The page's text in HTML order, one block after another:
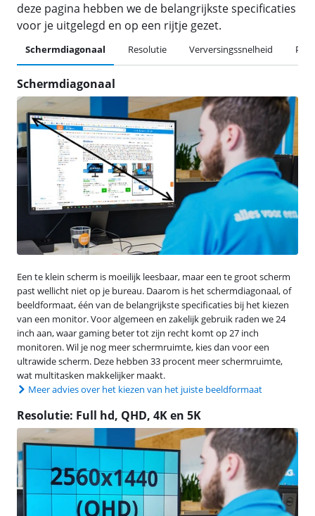
deze pagina hebben we de belangrijkste specificaties
voor je uitgelegd en op een rijtje gezet.
Schermdiagonaal Resolutie Verversingssnelheid
Schermdiagonaal
Een te klein scherm is moeilijk leesbaar, maar een te groot scherm
past wellicht niet op je bureau. Daarom is het schermdiagonaal, of
beeldformaat, één van de belangrijkste specificaties bij het kiezen
van een monitor. Voor algemeen en zakelijk gebruik raden we 24
inch aan, waar gaming beter tot zijn recht komt op 27 inch
monitoren. Wil je nog meer schermruimte, kies dan voor een
ultrawide scherm. Deze hebben 33 procent meer schermruimte,
wat multitasken makkelijker maakt.
Meer advies over het kiezen van het juiste beeldformaat
Resolutie: Full hd, QHD, 4K en 5K